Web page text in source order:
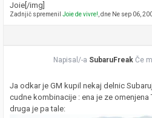
Joie[/img]
Zadnjič spremenil Joie de vivre! , dne Ne sep 06,
Napisal/-a SubaruFreak Če
Ja odkar je GM kupil nekaj delnic
cudne kombinacije : ena je ze omenjena
druga je pa tale: